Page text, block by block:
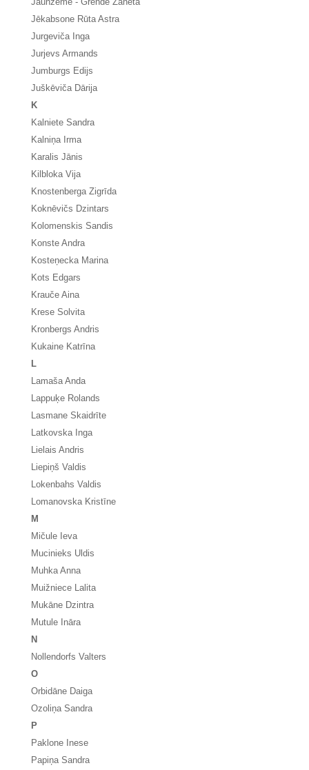
Jēkabsone Rūta Astra
Jurgeviča Inga
Jurjevs Armands
Jumburgs Edijs
Juškēviča Dārija
K
Kalniete Sandra
Kalniņa Irma
Karalis Jānis
Kilbloka Vija
Knostenberga Zigrīda
Koknēvičs Dzintars
Kolomenskis Sandis
Konste Andra
Kosteņecka Marina
Kots Edgars
Krauče Aina
Krese Solvita
Kronbergs Andris
Kukaine Katrīna
L
Lamaša Anda
Lappuķe Rolands
Lasmane Skaidrīte
Latkovska Inga
Lielais Andris
Liepiņš Valdis
Lokenbahs Valdis
Lomanovska Kristīne
M
Mičule Ieva
Mucinieks Uldis
Muhka Anna
Muižniece Lalita
Mukāne Dzintra
Mutule Ināra
N
Nollendorfs Valters
O
Orbidāne Daiga
Ozoliņa Sandra
P
Paklone Inese
Papiņa Sandra